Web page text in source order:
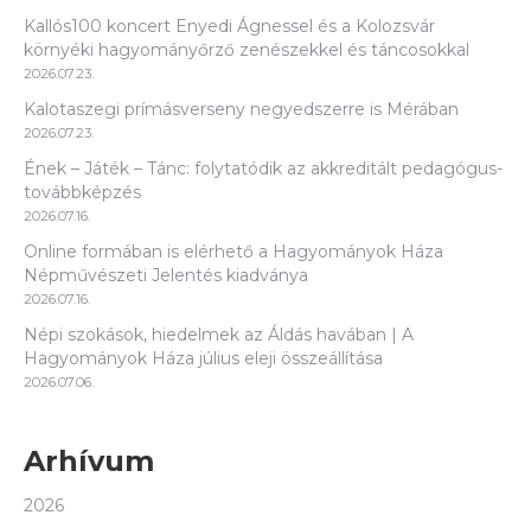
Kallós100 koncert Enyedi Ágnessel és a Kolozsvár
környéki hagyományőrző zenészekkel és táncosokkal
2026.07.23.
Kalotaszegi prímásverseny negyedszerre is Mérában
2026.07.23.
Ének – Játék – Tánc: folytatódik az akkreditált pedagógus-
továbbképzés
2026.07.16.
Online formában is elérhető a Hagyományok Háza
Népművészeti Jelentés kiadványa
2026.07.16.
Népi szokások, hiedelmek az Áldás havában | A
Hagyományok Háza július eleji összeállítása
2026.07.06.
Arhívum
2026